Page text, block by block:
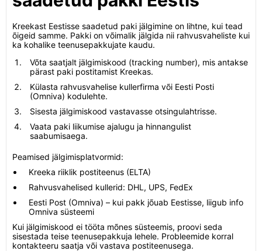
Kreekast Eestisse saadetud paki jälgimine on lihtne, kui tead
õigeid samme. Pakki on võimalik jälgida nii rahvusvaheliste kui
ka kohalike teenusepakkujate kaudu.
Võta saatjalt jälgimiskood (tracking number), mis antakse
pärast paki postitamist Kreekas.
Külasta rahvusvahelise kullerfirma või Eesti Posti
(Omniva) kodulehte.
Sisesta jälgimiskood vastavasse otsingulahtrisse.
Vaata paki liikumise ajalugu ja hinnangulist
saabumisaega.
Peamised jälgimisplatvormid:
Kreeka riiklik postiteenus (ELTA)
Rahvusvahelised kullerid: DHL, UPS, FedEx
Eesti Post (Omniva) – kui pakk jõuab Eestisse, liigub info
Omniva süsteemi
Kui jälgimiskood ei tööta mõnes süsteemis, proovi seda
sisestada teise teenusepakkuja lehele. Probleemide korral
kontakteeru saatja või vastava postiteenusega.